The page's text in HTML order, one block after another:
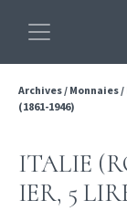
Archives/ Monnaies/
(1861-1946)
ITALIE
IER, 5